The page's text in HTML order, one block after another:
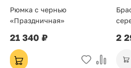
Рюмка с чернью
«Праздничная»
21 340 ₽ 2